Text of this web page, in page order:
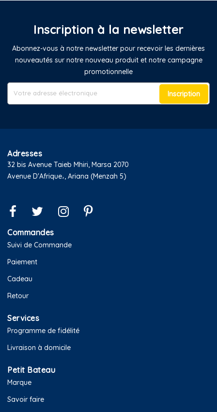
Inscription à la newsletter
Abonnez-vous à notre newsletter pour recevoir les dernières
nouveautés sur notre nouveau produit et notre campagne
promotionnelle
Inscription
Adresses
32 bis Avenue Taieb Mhiri, Marsa 2070
Avenue D'Afrique،, Ariana (Menzah 5)
Commandes
Suivi de Commande
Paiement
Cadeau
Retour
Services
Programme de fidélité
Livraison à domicile
Petit Bateau
Marque
Savoir faire